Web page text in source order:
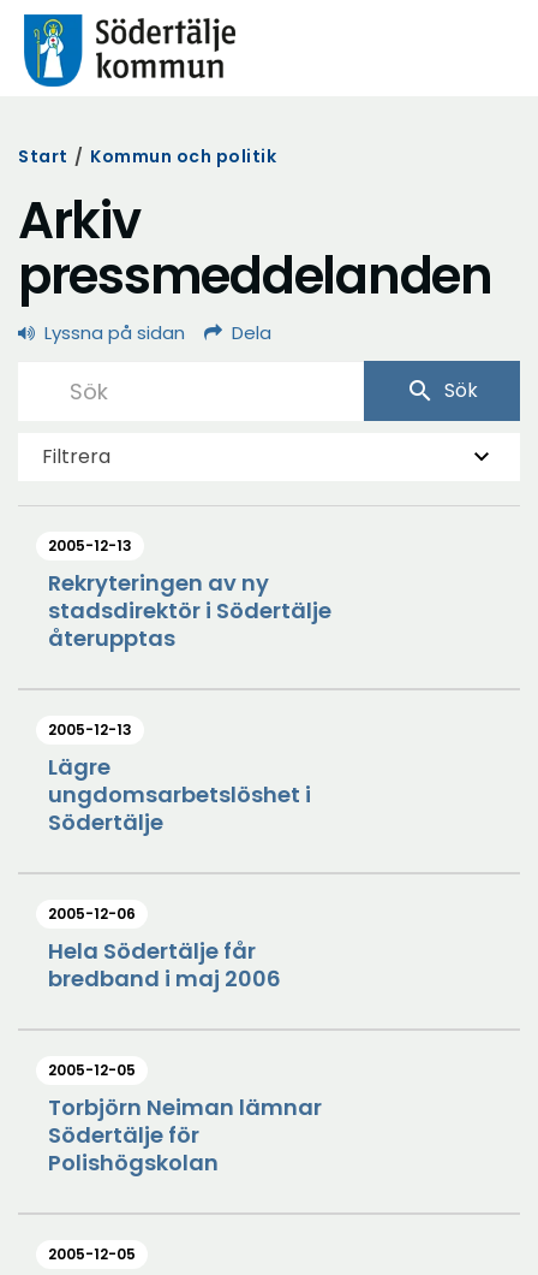
Start / Kommun och politik
Arkiv
pressmeddelanden
Lyssna på sidan Dela
search Sök
Filtrera
2005-12-13
Rekryteringen av ny
stadsdirektör i Södertälje
återupptas
2005-12-13
Lägre
ungdomsarbetslöshet i
Södertälje
2005-12-06
Hela Södertälje får
bredband i maj 2006
2005-12-05
Torbjörn Neiman lämnar
Södertälje för
Polishögskolan
2005-12-05